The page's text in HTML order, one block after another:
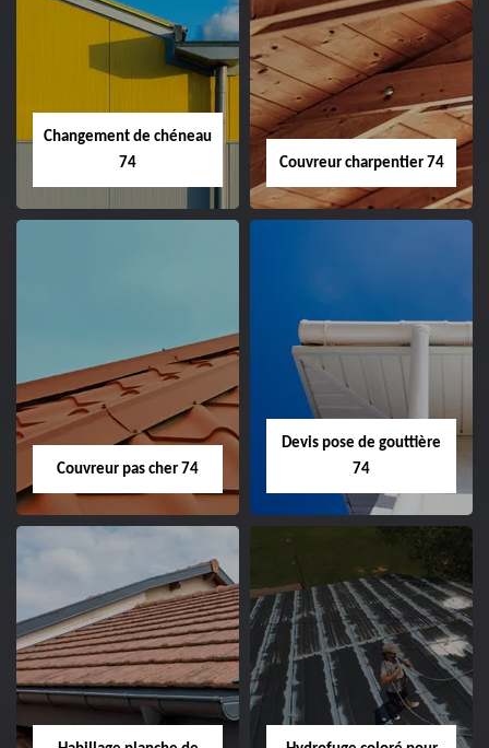
Changement de chéneau
74
Couvreur charpentier 74
Couvreur pas cher 74
Devis pose de gouttière
74